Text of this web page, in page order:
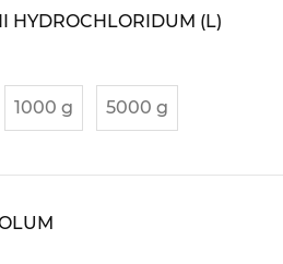
HYDROCHLORIDUM (L)
1000 g 5000 g